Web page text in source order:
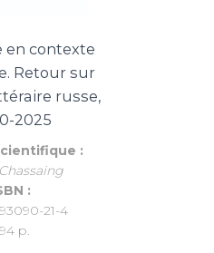
en contexte
Retour sur
russe,
2025
:
:
21-4
p.